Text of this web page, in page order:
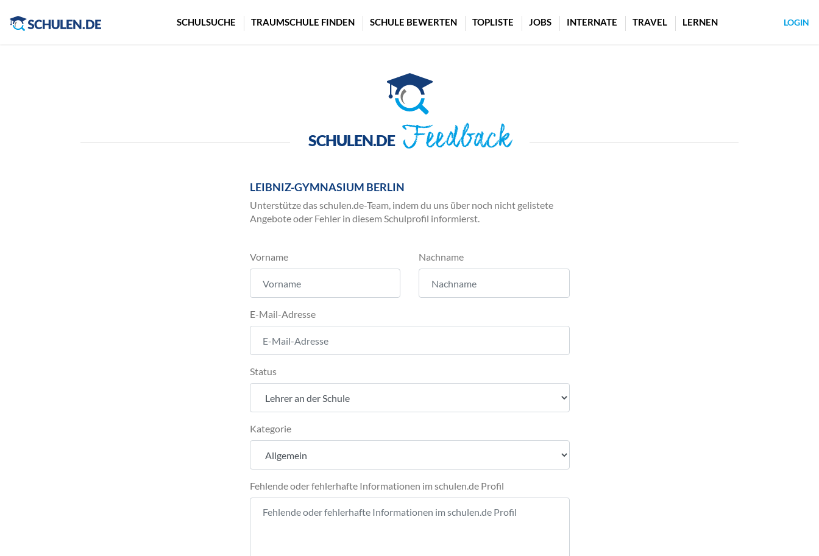
SCHULSUCHE TRAUMSCHULE FINDEN SCHULE BEWERTEN TOPLISTE JOBS INTERNATE TRAVEL LERNEN LOGIN
SCHULEN.DE Feedback
LEIBNIZ-GYMNASIUM BERLIN
Unterstütze das schulen.de-Team, indem du uns über noch nicht gelistete
Angebote oder Fehler in diesem Schulprofil informierst.
Vorname Nachname
E-Mail-Adresse
Status
Kategorie
Fehlende oder fehlerhafte Informationen im schulen.de Profil